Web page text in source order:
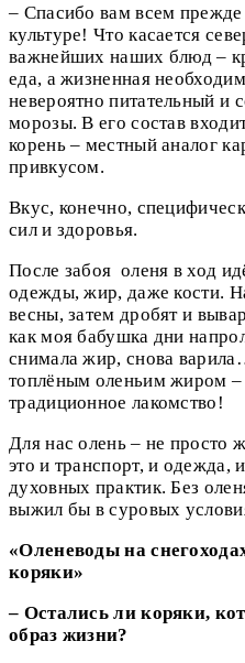
– Спасибо вам всем прежде
культуре! Что касается
важнейших наших блюд –
еда, а жизненная
невероятно питательный и
морозы. В его состав
корень – местный аналог
привкусом.
Вкус, конечно,
сил и здоровья.
После забоя оленя в ход
одежды, жир, даже кости.
весны, затем дробят и
как моя бабушка дни
снимала жир, снова
топлёным оленьим жиром
традиционное лакомство!
Для нас олень – не просто
это и транспорт, и одежда,
духовных практик. Без
выжил бы в суровых
«Оленеводы на
коряки»
– Остались ли коряки,
образ жизни?